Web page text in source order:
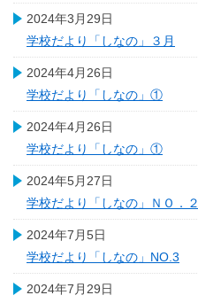
2024年3月29日
学校だより「しなの」３月
2024年4月26日
学校だより「しなの」①
2024年4月26日
学校だより「しなの」①
2024年5月27日
学校だより「しなの」ＮＯ．２
2024年7月5日
学校だより「しなの」NO.3
2024年7月29日